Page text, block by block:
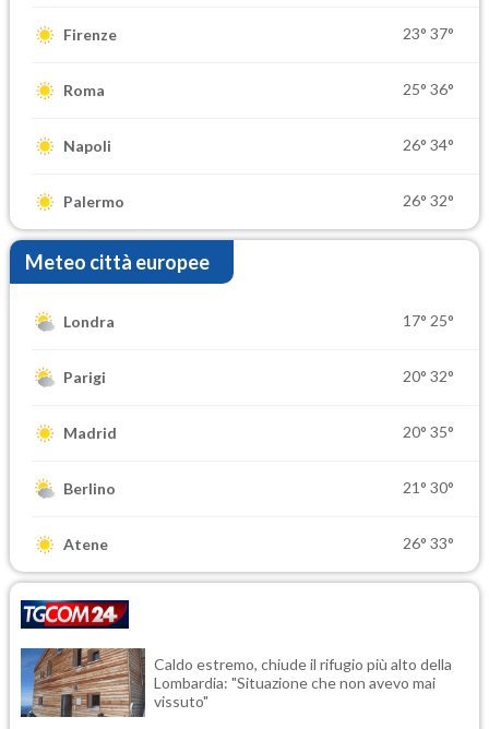
Firenze 23° 37°
Roma 25° 36°
Napoli 26° 34°
Palermo 26° 32°
Meteo città europee
Londra 17° 25°
Parigi 20° 32°
Madrid 20° 35°
Berlino 21° 30°
Atene 26° 33°
Caldo estremo, chiude il rifugio più alto della
Lombardia: "Situazione che non avevo mai
vissuto"